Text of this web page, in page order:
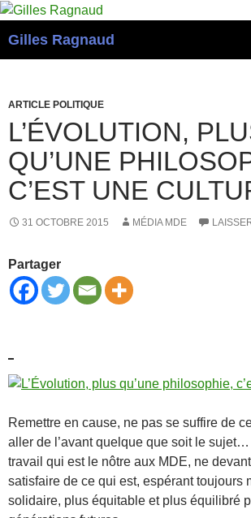
Gilles Ragnaud
ARTICLE POLITIQUE
L’ÉVOLUTION,
QU’UNE
C’EST UNE
31 OCTOBRE 2015 MÉDIA MDE
Partager
Remettre en cause, ne pas se suffire de
aller de l’avant quelque que soit le sujet…
travail qui est le nôtre aux MDE, ne
satisfaire de ce qui est, espérant toujours
solidaire, plus équitable et plus équilibré